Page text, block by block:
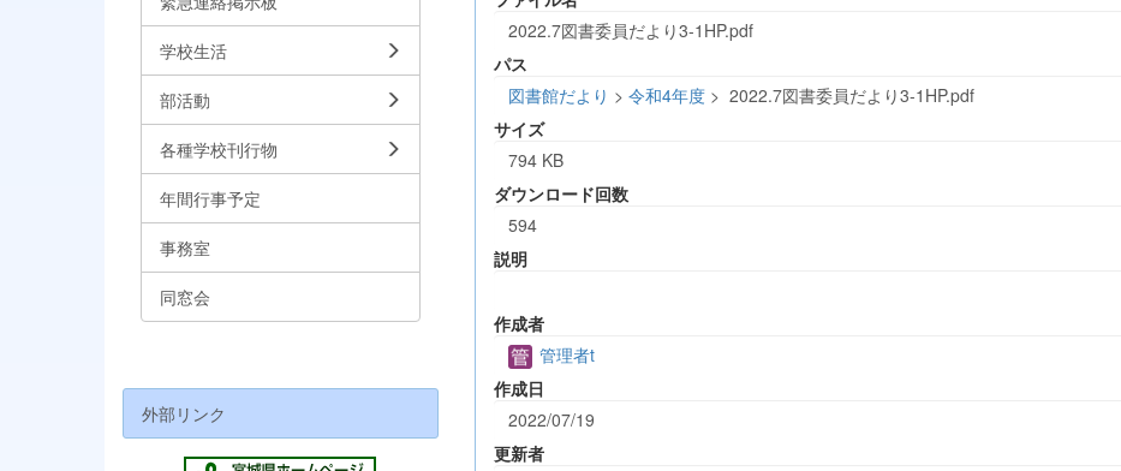
2022.7図書委員だより3-1HP.pdf
パス
図書館だより > 令和4年度> 2022.7図書委員だより3-1HP.pdf
サイズ
794 KB
ダウンロード回数
594
説明
作成者
管理者t
作成日
2022/07/19
更新者
学校生活
部活動
各種学校刊行物
年間行事予定
事務室
同窓会
外部リンク